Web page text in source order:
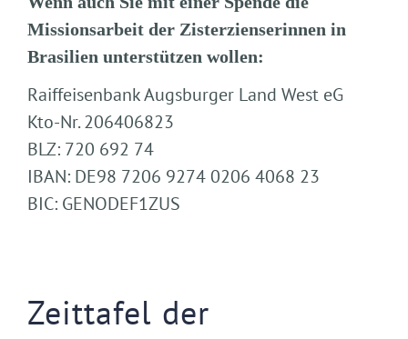
Missionsarbeit der Zisterzienserinnen in
Brasilien unterstützen wollen:
Raiffeisenbank Augsburger Land West eG
Kto-Nr. 206406823
BLZ: 720 692 74
IBAN: DE98 7206 9274 0206 4068 23
BIC: GENODEF1ZUS
Zeittafel der